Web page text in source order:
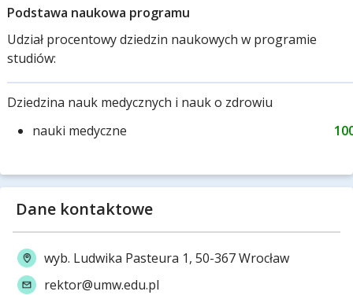
Podstawa naukowa programu
Udział procentowy dziedzin naukowych w programie
studiów:
Dziedzina nauk medycznych i nauk o zdrowiu
nauki medyczne
Dane kontaktowe
wyb. Ludwika Pasteura 1, 50-367 Wrocław
rektor@umw.edu.pl